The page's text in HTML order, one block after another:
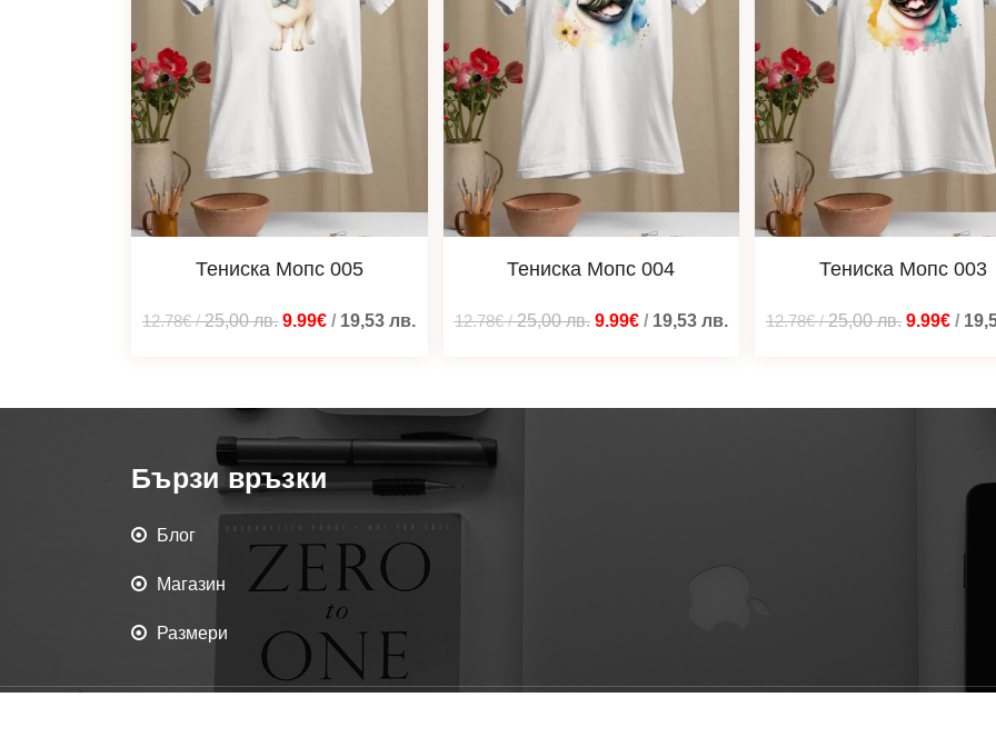
Тениска Мопс 005
12.78€/25,00лв. 9.99€ / 19,53лв.
Тениска Мопс 004
12.78€/25,00лв. 9.99€/ 19,53 лв.
Тениска Мопс 003
12.78€/25,00лв. 9.99€ /
Бързи връзки
Блог
Магазин
Размери